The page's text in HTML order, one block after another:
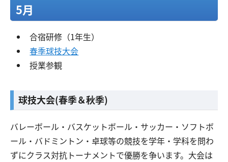
交通アクセス
5月
合宿研修（1年生）
春季球技大会
授業参観
球技大会(春季＆秋季)
バレーボール・バスケットボール・サッカー・ソフトボ
ール・バドミントン・卓球等の競技を学年・学科を問わ
ずにクラス対抗トーナメントで優勝を争います。大会は